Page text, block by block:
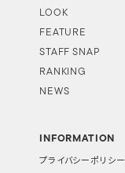
LOOK
FEATURE
STAFF SNAP
RANKING
NEWS
INFORMATION
プライバシーポリシー